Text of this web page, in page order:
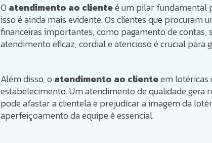
O atendimento ao clienteé um pilar fundamental
isso é ainda mais evidente. Os clientes que procuram
financeiras importantes, como pagamento de contas,
atendimento eficaz, cordial e atencioso é crucial para
Além disso, o atendimento ao clienteem lotéricas
estabelecimento. Um atendimento de qualidade gera
pode afastar a clientela e prejudicar a imagem da
aperfeiçoamento da equipe é essencial.